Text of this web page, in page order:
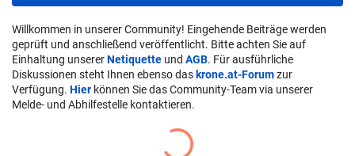
Willkommen in unserer Community! Eingehende Beiträge werden
geprüft und anschließend veröffentlicht. Bitte achten Sie auf
Einhaltung unsererNetiquette und AGB. Für ausführliche
Diskussionen steht Ihnen ebenso das krone.at-Forumzur
Verfügung. Hier können Sie das Community-Team via unserer
Melde- und Abhilfestelle kontaktieren.